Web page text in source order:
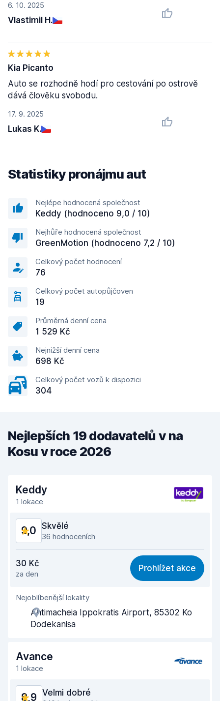
6. 10. 2025
Vlastimil H.
17. 9. 2025
Lukas K.
Kia Picanto
Auto se rozhodně hodí pro cestování po ostrově
dává člověku svobodu.
Statistiky pronájmu aut
Nejlépe hodnocená společnost
Keddy (hodnoceno 9,0 / 10)
Nejhůře hodnocená společnost
GreenMotion (hodnoceno 7,2 / 10)
Celkový počet hodnocení
76
Celkový počet autopůjčoven
19
Průměrná denní cena
1 529 Kč
Nejnižší denní cena
698 Kč
Celkový počet vozů k dispozici
304
Nejlepších 19 dodavatelů v na
Kosu v roce 2026
Keddy
1 lokace
9,0 Skvělé
36 hodnoceních
8,4
Snadno přístupné 9,3
Užitečnost zástupce
Čas strávený vyzvednutím
Čistota vozu 9,2
Celkový stav vozu
30 Kč
za den
Prohlížet akce
Nejoblíbenější lokality
Antimacheia Ippokratis Airport, 85302 Ko
Dodekanisa
Avance
1 lokace
8,9 Velmi dobré